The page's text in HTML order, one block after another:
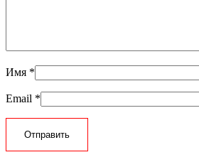
Имя *
Email *